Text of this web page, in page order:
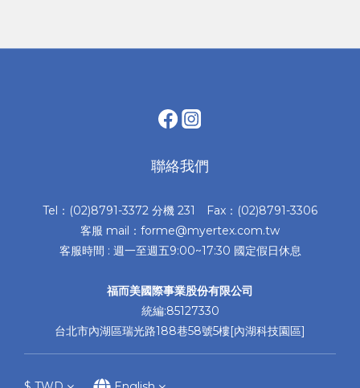
聯絡我們
Tel：(02)8791-3372 分機 231 Fax：(02)8791-3306
客服 mail：forme@myertex.com.tw
客服時間 : 週一至週五9:00~17:30 國定假日休息
福而美國際事業股份有限公司
統編:85127330
台北市內湖區瑞光路188巷58號5樓[內湖科技園區]